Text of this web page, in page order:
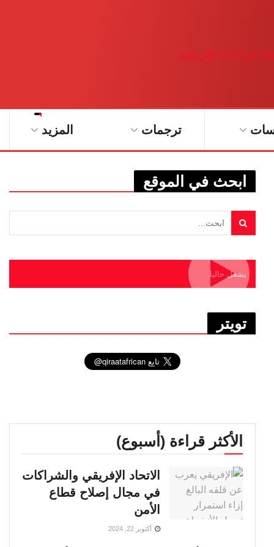
ترجمات المزيد
ابحث في الموقع
يشغل حاليا
تويتر
الأكثر قراءة (أسبوع)
الاتحاد الإفريقي والشراكات
في مجال إصلاح قطاع
الأمن
أكتوبر 22, 2024